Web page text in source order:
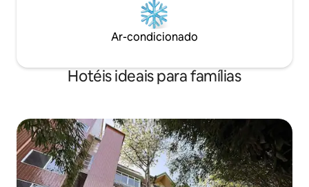
Ar-condicionado
Hotéis ideais para famílias